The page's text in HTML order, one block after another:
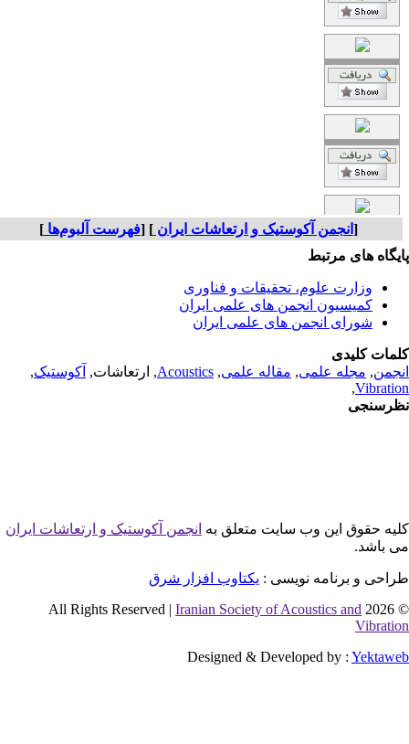
انجمن آکوستیک و ارتعاشات ایران] [فهرست آلبوم‌ها]
های مرتبط
وزارت علوم، تحقیقات و فناوری
کمیسیون انجمن های علمی ایران
شورای انجمن های علمی ایران
کلیدی
,مجله علمی, مقاله علمی,
Acoustics, ارتعاشات,آکوستیک,
,
حقوق این وب سایت متعلق بهانجمن آکوستیک و ارتعاشات ایران
باشد.
و برنامه نویسی : یکتاوب افزار شرق
©
Iranian Society of Acoustics and
Designed & Developed by :